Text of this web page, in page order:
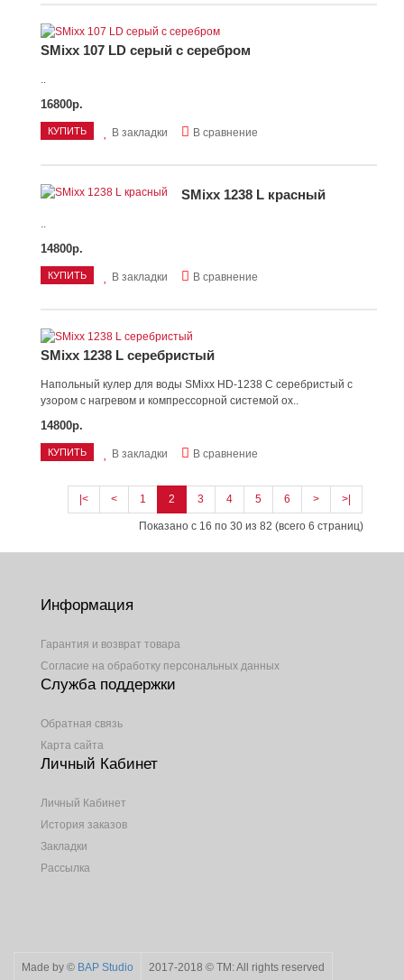
SMixx 107 LD серый с серебром
..
16800р.
КУПИТЬ В закладки В сравнение
SMixx 1238 L красный
..
14800р.
КУПИТЬ В закладки В сравнение
SMixx 1238 L серебристый
Напольный кулер для воды SMixx HD-1238 C серебристый с
узором с нагревом и компрессорной системой ох..
14800р.
КУПИТЬ В закладки В сравнение
|< < 1 2 3 4 5 6 > >|
Показано с 16 по 30 из 82 (всего 6 страниц)
Информация
Гарантия и возврат товара
Согласие на обработку персональных данных
Служба поддержки
Обратная связь
Карта сайта
Личный Кабинет
Личный Кабинет
История заказов
Закладки
Рассылка
Made by © BAP Studio 2017-2018 © TM: All rights reserved